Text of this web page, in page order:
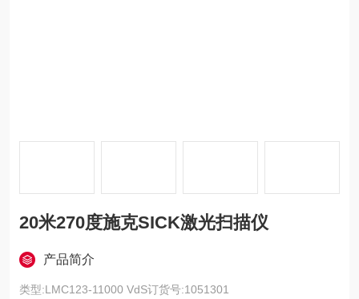
20米270度施克SICK激光扫描仪
产品简介
类型:LMC123-11000 VdS订货号:1051301